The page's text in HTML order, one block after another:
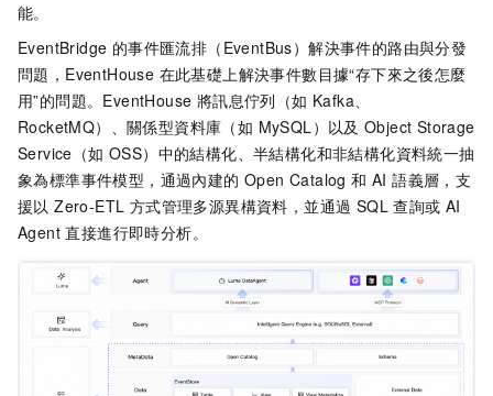
能。
EventBridge 的事件匯流排（EventBus）解決事件的路由與分發
問題，EventHouse 在此基礎上解決事件數目據“存下來之後怎麼
用”的問題。EventHouse 將訊息佇列（如 Kafka、
RocketMQ）、關係型資料庫（如 MySQL）以及 Object Storage
Service（如 OSS）中的結構化、半結構化和非結構化資料統一抽
象為標準事件模型，通過內建的 Open Catalog 和 AI 語義層，支
援以 Zero-ETL 方式管理多源異構資料，並通過 SQL 查詢或 AI
Agent 直接進行即時分析。